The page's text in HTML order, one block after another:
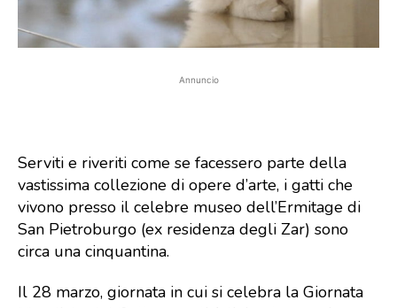
Annuncio
Serviti e riveriti come se facessero parte della
vastissima collezione di opere d’arte, i gatti che
vivono presso il celebre museo dell’Ermitage di
San Pietroburgo (ex residenza degli Zar) sono
circa una cinquantina.
Il 28 marzo, giornata in cui si celebra la Giornata